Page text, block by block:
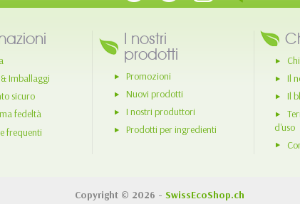
Imballaggi
sicuro
fedeltà
frequenti
I nostri
prodotti
Promozioni
Nuovi prodotti
I nostri produttori
Prodotti per ingredienti
Il
Il
d'uso
Copyright © 2026 - SwissEcoShop.ch